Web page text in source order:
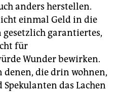
anders herstellen.
einmal Geld in die
gesetzlich garantiertes,
für
Wunder bewirken.
denen, die drin wohnen,
das Lachen